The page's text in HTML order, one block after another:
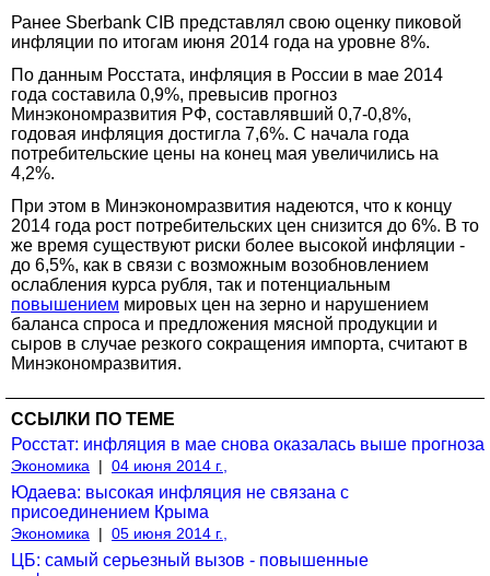
Ранее Sberbank CIB представлял свою оценку пиковой
инфляции по итогам июня 2014 года на уровне 8%.
По данным Росстата, инфляция в России в мае 2014
года составила 0,9%, превысив прогноз
Минэкономразвития РФ, составлявший 0,7-0,8%,
годовая инфляция достигла 7,6%. С начала года
потребительские цены на конец мая увеличились на
4,2%.
При этом в Минэкономразвития надеются, что к концу
2014 года рост потребительских цен снизится до 6%. В то
же время существуют риски более высокой инфляции -
до 6,5%, как в связи с возможным возобновлением
ослабления курса рубля, так и потенциальным
повышением мировых цен на зерно и нарушением
баланса спроса и предложения мясной продукции и
сыров в случае резкого сокращения импорта, считают в
Минэкономразвития.
ССЫЛКИ ПО ТЕМЕ
Росстат: инфляция в мае снова оказалась выше прогноза
Экономика | 04 июня 2014 г.,
Юдаева: высокая инфляция не связана с
присоединением Крыма
Экономика | 05 июня 2014 г.,
ЦБ: самый серьезный вызов - повышенные